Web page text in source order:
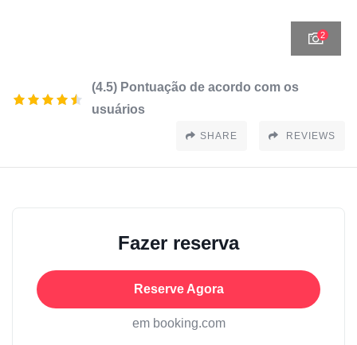
2
(4.5) Pontuação de acordo com os
usuários
SHARE REVIEWS
Fazer reserva
Reserve Agora
em booking.com